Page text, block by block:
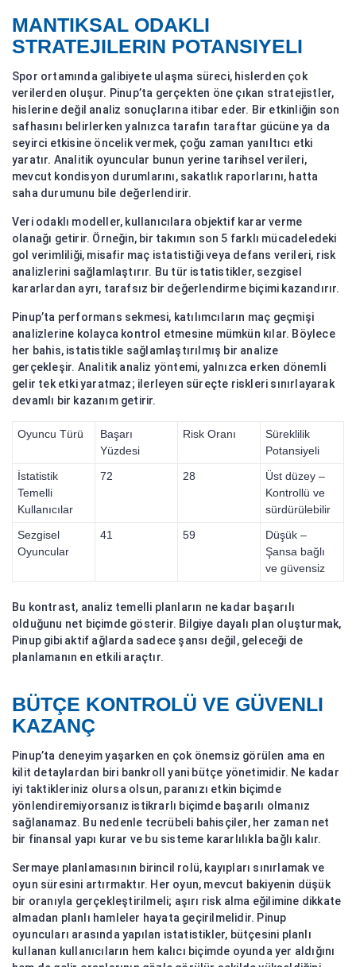
MANTIKSAL ODAKLI
STRATEJILERIN POTANSIYELI
Spor ortamında galibiyete ulaşma süreci, hislerden çok
verilerden oluşur. Pinup’ta gerçekten öne çıkan stratejistler,
hislerine değil analiz sonuçlarına itibar eder. Bir etkinliğin son
safhasını belirlerken yalnızca tarafın taraftar gücüne ya da
seyirci etkisine öncelik vermek, çoğu zaman yanıltıcı etki
yaratır. Analitik oyuncular bunun yerine tarihsel verileri,
mevcut kondisyon durumlarını, sakatlık raporlarını, hatta
saha durumunu bile değerlendirir.
Veri odaklı modeller, kullanıcılara objektif karar verme
olanağı getirir. Örneğin, bir takımın son 5 farklı mücadeledeki
gol verimliliği, misafir maç istatistiği veya defans verileri, risk
analizlerini sağlamlaştırır. Bu tür istatistikler, sezgisel
kararlardan ayrı, tarafsız bir değerlendirme biçimi kazandırır.
Pinup’ta performans sekmesi, katılımcıların maç geçmişi
analizlerine kolayca kontrol etmesine mümkün kılar. Böylece
her bahis, istatistikle sağlamlaştırılmış bir analize
gerçekleşir. Analitik analiz yöntemi, yalnızca erken dönemli
gelir tek etki yaratmaz; ilerleyen süreçte riskleri sınırlayarak
devamlı bir kazanım getirir.
Oyuncu Türü
Başarı
Yüzdesi
Risk Oranı
Süreklilik
Potansiyeli
İstatistik
Temelli
Kullanıcılar
72 28
Üst düzey –
Kontrollü ve
sürdürülebilir
Sezgisel
Oyuncular
41 59
Düşük –
Şansa bağlı
ve güvensiz
Bu kontrast, analiz temelli planların ne kadar başarılı
olduğunu net biçimde gösterir. Bilgiye dayalı plan oluşturmak,
Pinup gibi aktif ağlarda sadece şansı değil, geleceği de
planlamanın en etkili araçtır.
BÜTÇE KONTROLÜ VE GÜVENLI
KAZANÇ
Pinup’ta deneyim yaşarken en çok önemsiz görülen ama en
kilit detaylardan biri bankroll yani bütçe yönetimidir. Ne kadar
iyi taktikleriniz olursa olsun, paranızı etkin biçimde
yönlendiremiyorsanız istikrarlı biçimde başarılı olmanız
sağlanamaz. Bu nedenle tecrübeli bahisçiler, her zaman net
bir finansal yapı kurar ve bu sisteme kararlılıkla bağlı kalır.
Sermaye planlamasının birincil rolü, kayıpları sınırlamak ve
oyun süresini artırmaktır. Her oyun, mevcut bakiyenin düşük
bir oranıyla gerçekleştirilmeli; aşırı risk alma eğilimine dikkate
almadan planlı hamleler hayata geçirilmelidir. Pinup
oyuncuları arasında yapılan istatistikler, bütçesini planlı
kullanan kullanıcıların hem kalıcı biçimde oyunda yer aldığını